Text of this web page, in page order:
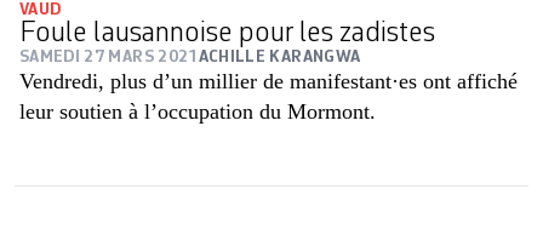
VAUD
Foule lausannoise pour les zadistes
SAMEDI 27 MARS 2021 ACHILLE KARANGWA
Vendredi, plus d’un millier de manifestant·es ont affiché
leur soutien à l’occupation du Mormont.